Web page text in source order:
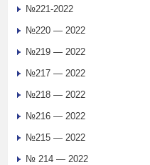
№221-2022
№220 — 2022
№219 — 2022
№217 — 2022
№218 — 2022
№216 — 2022
№215 — 2022
№ 214 — 2022